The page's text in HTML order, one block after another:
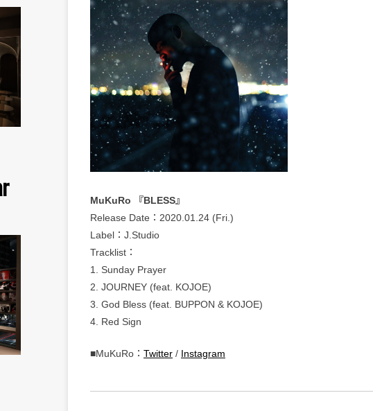
MuKuRo 『BLESS』
Release Date：2020.01.24 (Fri.)
Label：J.Studio
Tracklist：
1. Sunday Prayer
2. JOURNEY (feat. KOJOE)
3. God Bless (feat. BUPPON & KOJOE)
4. Red Sign
■MuKuRo： Twitter / Instagram